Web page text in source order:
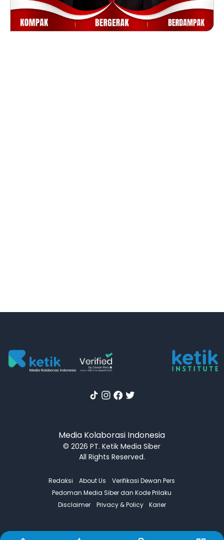
Media Kolaborasi Indonesia
© 2026 PT. Ketik Media Siber
All Rights Reserved.
Redaksi About Us
Verifikasi Dewan Pers
Pedoman Media Siber dan Kode Prilaku
Disclaimer
Privacy & Policy Karier